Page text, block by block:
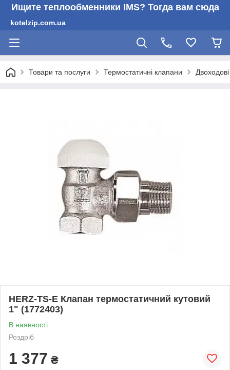
Ищите теплообменники IMS? Тогда вам сюда
kotelzip.com.ua
Товари та послуги Термостатичні клапани
HERZ-TS-E Клапан термостатичний кутовий
1" (1772403)
В наявності
Роздріб
1 377 ₴